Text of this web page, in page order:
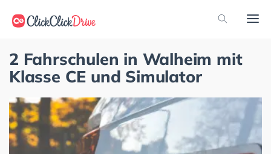
2 Fahrschulen in Walheim mit
Klasse CE und Simulator